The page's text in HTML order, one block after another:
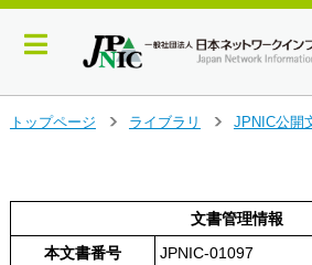
トップページ
ライブラリ
JPNIC公開
文書管理情報
本文書番号
JPNIC-01097